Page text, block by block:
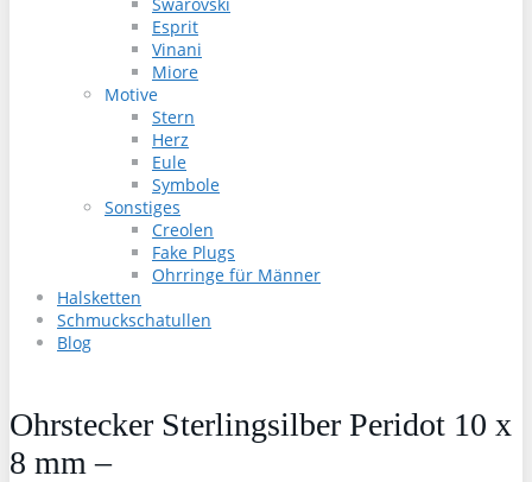
Esprit
Vinani
Miore
Motive
Stern
Herz
Eule
Symbole
Sonstiges
Creolen
Fake Plugs
Ohrringe für Männer
Halsketten
Schmuckschatullen
Blog
Ohrstecker Sterlingsilber Peridot 10 x
8 mm –